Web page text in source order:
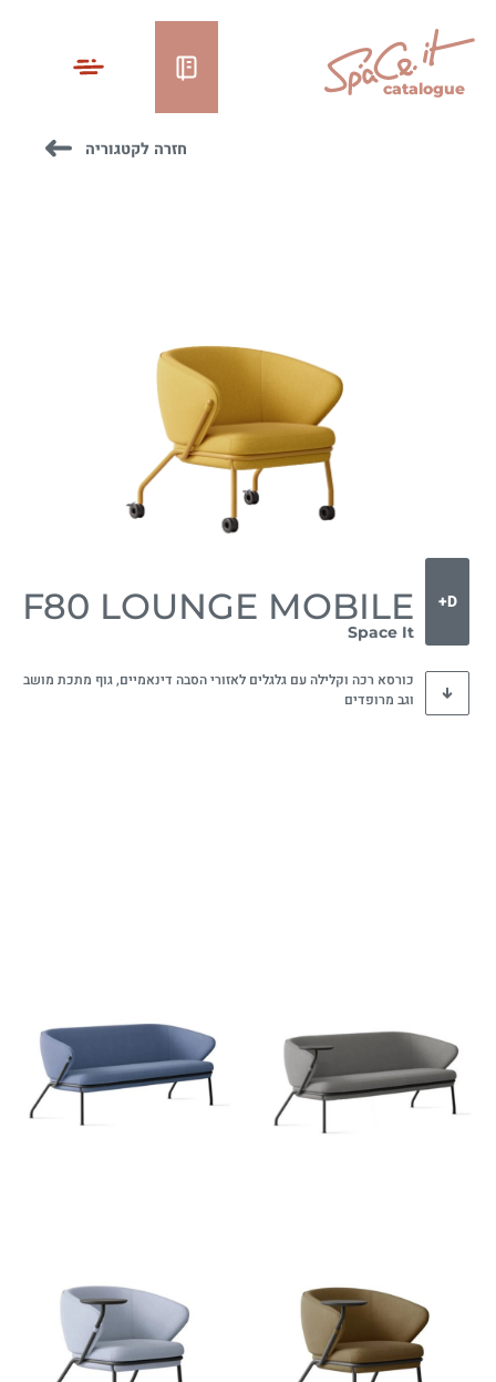
catalogue
חזרה לקטגוריה
D+
F80 LOUNGE MOBILE
Space It
כורסא רכה וקלילה עם גלגלים לאזורי הסבה דינאמיים, גוף מתכת מושב
וגב מרופדים